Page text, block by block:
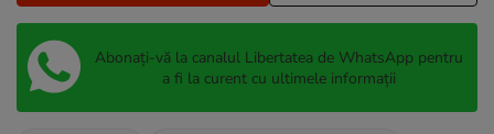
Abonați-vă la canalul Libertatea de WhatsApp pentru
a fi la curent cu ultimele informații